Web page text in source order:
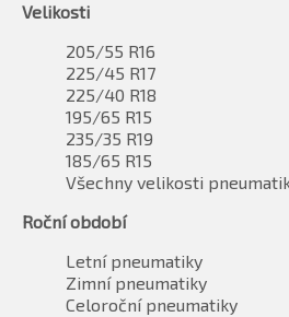
Velikosti
205/55 R16
225/45 R17
225/40 R18
195/65 R15
235/35 R19
185/65 R15
Všechny velikosti
Roční období
Letní pneumatiky
Zimní pneumatiky
Celoroční pneumatiky